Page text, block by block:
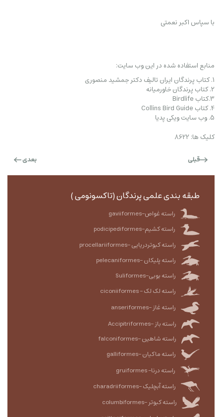
با سپاس اکبر نعمتی
منابع استفاده شده در این وب سایت:
1. کتاب پرندگان ایران تالیف دکتر جمشید منصوری
2. کتاب پرندگان خاورمیانه
3.کتاب Birdlife
4. کتاب Collins Bird Guide
5. وب سایت ویکی پدیا
کلیک ها: 8622
قبلی بعدی
طبقه بندی علمی پرندگان (تاکسونومی )
راسته غواص-gaviiformes
راسته کشیم-podicipediformes
راسته کبوتردریایی -procellariiformes
راسته پلیکان -pelecaniformes
راسته بوبی-Suliformes
راسته لک لک - ciconiiformes
راسته غاز -anseriformes
راسته باز -Accipitriformes
راسته شاهین -falconiformes
راسته ماکیان -galliformes
راسته درنا- gruiformes
راسته آبچلیک -charadriiformes
راسته کبوتر -columbiformes